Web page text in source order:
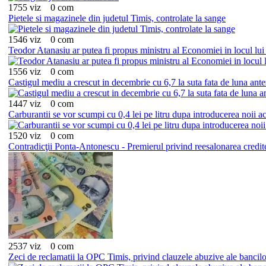
1755 viz
0 com
Pietele si magazinele din judetul Timis, controlate la sange
1546 viz
0 com
Teodor Atanasiu ar putea fi propus ministru al Economiei in locul lui
1556 viz
0 com
Castigul mediu a crescut in decembrie cu 6,7 la suta fata de luna
1447 viz
0 com
Carburantii se vor scumpi cu 0,4 lei pe litru dupa introducerea noii
1520 viz
0 com
Contradicţii Ponta-Antonescu - Premierul privind reesalonarea
2537 viz
0 com
Zeci de reclamatii la OPC Timis, privind clauzele abuzive ale